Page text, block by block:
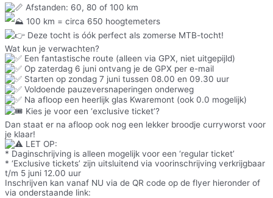
Afstanden: 60, 80 of 100 km
100 km = circa 650 hoogtemeters
Deze tocht is óók perfect als zomerse MTB-tocht!
Wat kun je verwachten?
Een fantastische route (alleen via GPX, niet uitgepijld)
Op zaterdag 6 juni ontvang je de GPX per e-mail
Starten op zondag 7 juni tussen 08.00 en 09.30 uur
Voldoende pauzeversnaperingen onderweg
Na afloop een heerlijk glas Kwaremont (ook 0.0 mogelijk)
Kies je voor een ‘exclusive ticket’?
Dan staat er na afloop ook nog een lekker broodje curryworst voor
je klaar!
LET OP:
* Daginschrijving is alleen mogelijk voor een ‘regular ticket’
* ‘Exclusive tickets’ zijn uitsluitend via voorinschrijving verkrijgbaar
t/m 5 juni 12.00 uur
Inschrijven kan vanaf NU via de QR code op de flyer hieronder of
via onderstaande link: